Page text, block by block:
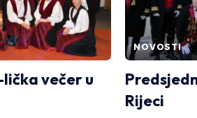
večer u
NOVOSTI
Rijeci